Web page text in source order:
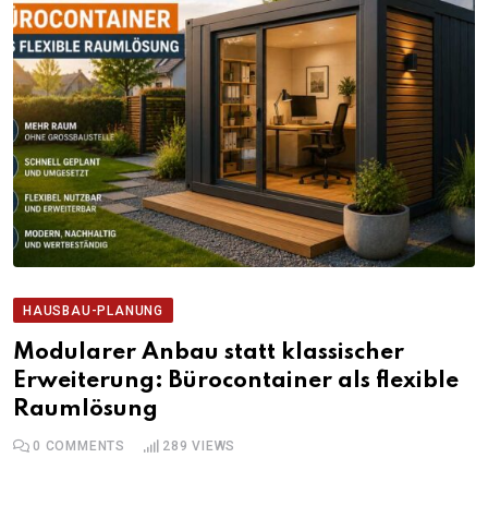
HAUSBAU-PLANUNG
Modularer Anbau statt klassischer
Erweiterung: Bürocontainer als flexible
Raumlösung
0 COMMENTS 289 VIEWS